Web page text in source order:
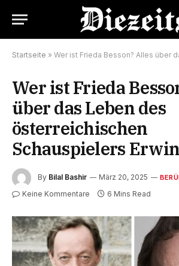
Startseite » Wer ist Frieda Besson? Alles über das Leben des
Wer ist Frieda
über das Leben des
österreichischen
Schauspielers
By Bilal Bashir März 20, 2025
Keine Kommentare 6 Mins Read